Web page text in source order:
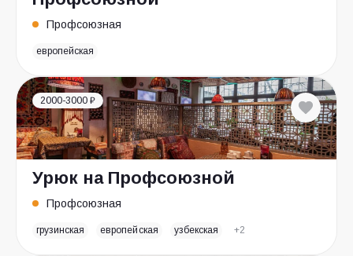
Профсоюзная
европейская
2000-3000 ₽
Урюк на Профсоюзной
Профсоюзная
грузинская европейская узбекская +2